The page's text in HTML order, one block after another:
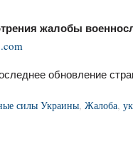
жалобы
обновление
силы Украины, Жалоба,